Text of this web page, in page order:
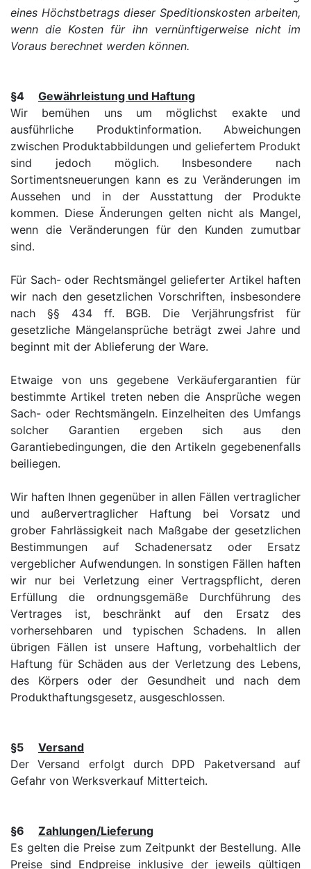
eines Höchstbetrags dieser Speditionskosten arbeiten,
wenn die Kosten für ihn vernünftigerweise nicht im
Voraus berechnet werden können.
§4
Gewährleistung und Haftung
Wir bemühen uns um möglichst exakte und
ausführliche Produktinformation. Abweichungen
zwischen Produktabbildungen und geliefertem Produkt
sind jedoch möglich. Insbesondere nach
Sortimentsneuerungen kann es zu Veränderungen im
Aussehen und in der Ausstattung der Produkte
kommen. Diese Änderungen gelten nicht als Mangel,
wenn die Veränderungen für den Kunden zumutbar
sind.
Für Sach- oder Rechtsmängel gelieferter Artikel haften
wir nach den gesetzlichen Vorschriften, insbesondere
nach §§ 434 ff. BGB. Die Verjährungsfrist für
gesetzliche Mängelansprüche beträgt zwei Jahre und
beginnt mit der Ablieferung der Ware.
Etwaige von uns gegebene Verkäufergarantien für
bestimmte Artikel treten neben die Ansprüche wegen
Sach- oder Rechtsmängeln. Einzelheiten des Umfangs
solcher Garantien ergeben sich aus den
Garantiebedingungen, die den Artikeln gegebenenfalls
beiliegen.
Wir haften Ihnen gegenüber in allen Fällen vertraglicher
und außervertraglicher Haftung bei Vorsatz und
grober Fahrlässigkeit nach Maßgabe der gesetzlichen
Bestimmungen auf Schadenersatz oder Ersatz
vergeblicher Aufwendungen. In sonstigen Fällen haften
wir nur bei Verletzung einer Vertragspflicht, deren
Erfüllung die ordnungsgemäße Durchführung des
Vertrages ist, beschränkt auf den Ersatz des
vorhersehbaren und typischen Schadens. In allen
übrigen Fällen ist unsere Haftung, vorbehaltlich der
Haftung für Schäden aus der Verletzung des Lebens,
des Körpers oder der Gesundheit und nach dem
Produkthaftungsgesetz, ausgeschlossen.
§5
Versand
Der Versand erfolgt durch DPD Paketversand auf
Gefahr von Werksverkauf Mitterteich.
§6
Zahlungen/Lieferung
Es gelten die Preise zum Zeitpunkt der Bestellung. Alle
Preise sind Endpreise inklusive der jeweils gültigen